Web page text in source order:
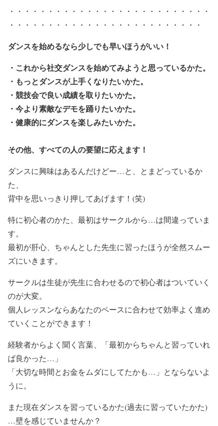
・・・・・・・・・・・・・・・・・・・・・・・・・・
・・・・・・・・・・・・・・・・・・・・・・・・・
ダンスを始めるなら少しでも早いほうがいい！
・これから社交ダンスを始めてみようと思っているかた。
・もっとダンスが上手くなりたいかた。
・競技会で良い成績を取りたいかた。
・今より素敵なデモを踊りたいかた。
・健康的にダンスを楽しみたいかた。
その他、すべての人の要望に応えます！
ダンスに興味はあるんだけどー…と、とまどっているか
た、
背中を思いっきり押してあげます！(笑)
特に初心者のかた、最初はサークルから…は間違っていま
す。
最初が肝心、ちゃんとした先生に習ったほうが全然スムー
ズにいきます。
サークルは生徒が先生に合わせるので初心者はついていく
のが大変。
個人レッスンならあなたのペースに合わせて効率よく進め
ていくことができます！
経験者からよく聞く言葉、「最初からちゃんと習っていれ
ば良かった…」
「大切な時間とお金をムダにしてたかも…」とならないよ
うに。
また現在ダンスを習っているかた(過去に習っていたかた)
…壁を感じていませんか？